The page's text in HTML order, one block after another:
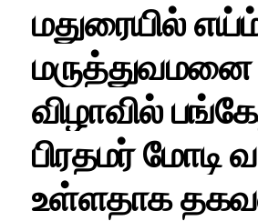
மதுரையில்
மருத்துவமனை
விழாவில்
பிரதமர் மோடி
உள்ளதாக